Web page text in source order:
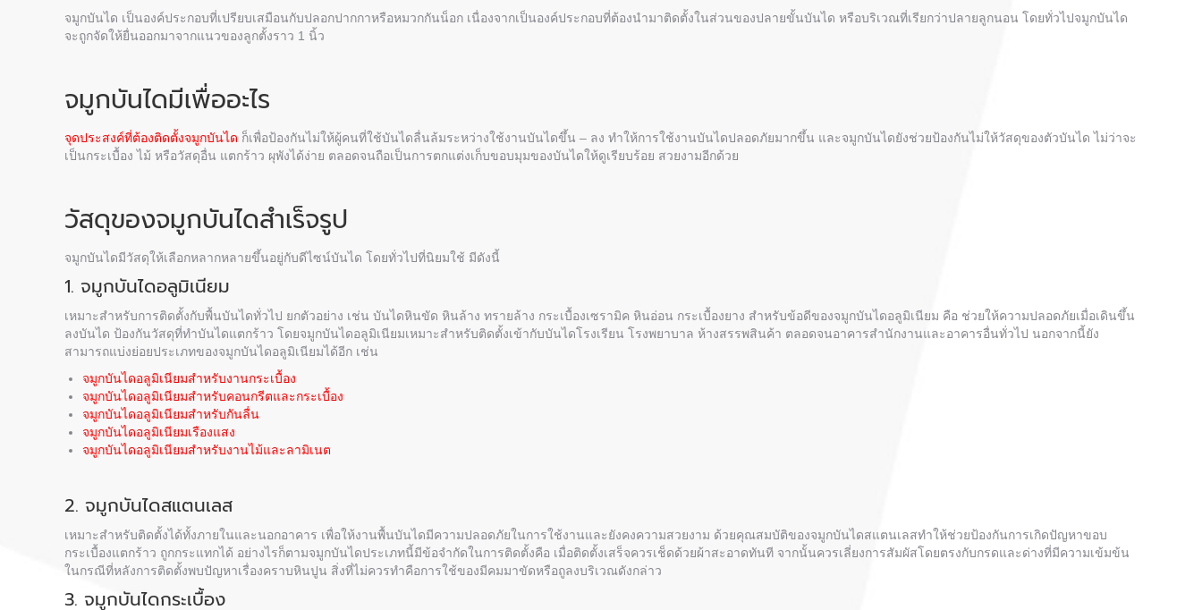
จมูกบันได เป็นองค์ประกอบที่เปรียบเสมือนกับปลอกปากกาหรือหมวกกันน็อก เนื่องจากเป็นองค์ประกอบที่ต้องนำมาติดตั้งในส่วนของปลายขั้นบันได หรือบริเวณที่เรียกว่าปลายลูกนอน โดยทั่วไปจมูกบันได
จะถูกจัดให้ยื่นออกมาจากแนวของลูกตั้งราว 1 นิ้ว
จมูกบันไดมีเพื่ออะไร
จุดประสงค์ที่ต้องติดตั้งจมูกบันได ก็เพื่อป้องกันไม่ให้ผู้คนที่ใช้บันไดลื่นล้มระหว่างใช้งานบันไดขึ้น – ลง ทำให้การใช้งานบันไดปลอดภัยมากขึ้น และจมูกบันไดยังช่วยป้องกันไม่ให้วัสดุของตัวบันได ไม่ว่าจะ
เป็นกระเบื้อง ไม้ หรือวัสดุอื่น แตกร้าว ผุพังได้ง่าย ตลอดจนถือเป็นการตกแต่งเก็บขอบมุมของบันไดให้ดูเรียบร้อย สวยงามอีกด้วย
วัสดุของจมูกบันไดสำเร็จรูป
จมูกบันไดมีวัสดุให้เลือกหลากหลายขึ้นอยู่กับดีไซน์บันได โดยทั่วไปที่นิยมใช้ มีดังนี้
1. จมูกบันไดอลูมิเนียม
เหมาะสำหรับการติดตั้งกับพื้นบันไดทั่วไป ยกตัวอย่าง เช่น บันไดหินขัด หินล้าง ทรายล้าง กระเบื้องเซรามิค หินอ่อน กระเบื้องยาง สำหรับข้อดีของจมูกบันไดอลูมิเนียม คือ ช่วยให้ความปลอดภัยเมื่อเดินขึ้น
ลงบันได ป้องกันวัสดุที่ทำบันไดแตกร้าว โดยจมูกบันไดอลูมิเนียมเหมาะสำหรับติดตั้งเข้ากับบันไดโรงเรียน โรงพยาบาล ห้างสรรพสินค้า ตลอดจนอาคารสำนักงานและอาคารอื่นทั่วไป นอกจากนี้ยัง
สามารถแบ่งย่อยประเภทของจมูกบันไดอลูมิเนียมได้อีก เช่น
จมูกบันไดอลูมิเนียมสำหรับงานกระเบื้อง
จมูกบันไดอลูมิเนียมสำหรับคอนกรีตและกระเบื้อง
จมูกบันไดอลูมิเนียมสำหรับกันลื่น
จมูกบันไดอลูมิเนียมเรืองแสง
จมูกบันไดอลูมิเนียมสำหรับงานไม้และลามิเนต
2. จมูกบันไดสแตนเลส
เหมาะสำหรับติดตั้งได้ทั้งภายในและนอกอาคาร เพื่อให้งานพื้นบันไดมีความปลอดภัยในการใช้งานและยังคงความสวยงาม ด้วยคุณสมบัติของจมูกบันไดสแตนเลสทำให้ช่วยป้องกันการเกิดปัญหาขอบ
กระเบื้องแตกร้าว ถูกกระแทกได้ อย่างไรก็ตามจมูกบันไดประเภทนี้มีข้อจำกัดในการติดตั้งคือ เมื่อติดตั้งเสร็จควรเช็ดด้วยผ้าสะอาดทันที จากนั้นควรเลี่ยงการสัมผัสโดยตรงกับกรดและด่างที่มีความเข้มข้น
ในกรณีที่หลังการติดตั้งพบปัญหาเรื่องคราบหินปูน สิ่งที่ไม่ควรทำคือการใช้ของมีคมมาขัดหรือถูลงบริเวณดังกล่าว
3. จมูกบันไดกระเบื้อง